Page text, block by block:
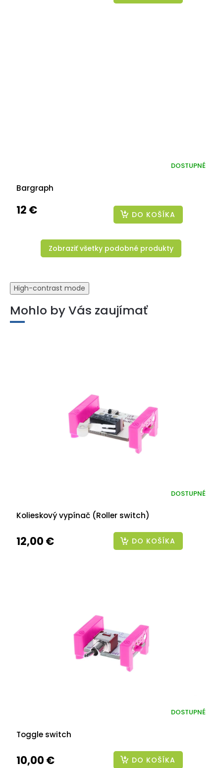
Bargraph
DOSTUPNÉ
12 € DO KOŠÍKA
Zobraziť všetky podobné produkty
High-contrast mode
Mohlo by Vás zaujímať
Kolieskový vypínač (Roller switch)
DOSTUPNÉ
12,00 € DO KOŠÍKA
Toggle switch
DOSTUPNÉ
10,00 € DO KOŠÍKA